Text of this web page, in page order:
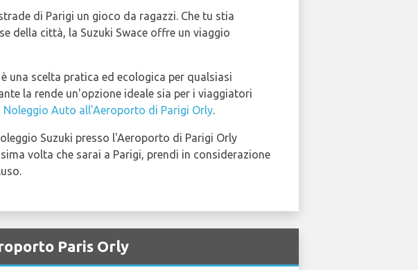
di Parigi un gioco da ragazzi. Che tu stia
della città, la Suzuki Swace offre un viaggio
è una scelta pratica ed ecologica per qualsiasi
la rende un'opzione ideale sia per i viaggiatori
Noleggio Auto all'Aeroporto di Parigi Orly.
Suzuki presso l'Aeroporto di Parigi Orly
volta che sarai a Parigi, prendi in considerazione
Paris Orly